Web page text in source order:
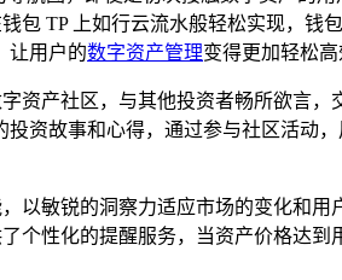
包 TP 上如行云流水般轻松实现，钱
让用户的数字资产管理变得更加轻松高
资产社区，与其他投资者畅所欲言
资故事和心得，通过参与社区活动
以敏锐的洞察力适应市场的变化和用
个性化的提醒服务，当资产价格达